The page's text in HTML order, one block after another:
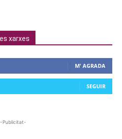
xarxes
M' AGRADA
SEGUIR
-Publicitat-